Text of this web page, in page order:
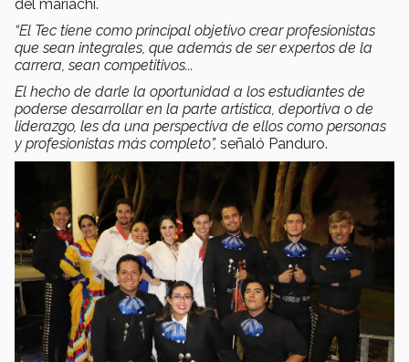
del mariachi.
“El Tec tiene como principal objetivo crear profesionistas
que sean integrales, que además de ser expertos de la
carrera, sean competitivos...
El hecho de darle la oportunidad a los estudiantes de
poderse desarrollar en la parte artística, deportiva o de
liderazgo, les da una perspectiva de ellos como personas
y profesionistas más completo”, señaló Panduro.